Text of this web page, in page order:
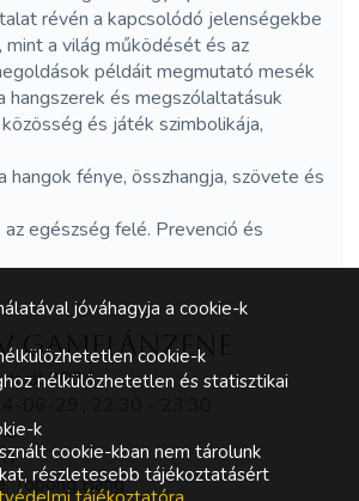
révén a kapcsolódó jelenségekbe
a világ működését és az
példáit megmutató mesék
hangszerek és megszólaltatásuk
és játék szimbolikája,
hangok fénye, összhangja, szövete és
egészség felé. Prevenció és
2024
06-29., 22:30 - 23:30
Topong Bang
jóváhagyja a cookie-k
cookie-k
nélkülözhetetlen és statisztikai
k
cookie-kban nem tárolunk
részletesebb tájékoztatásért